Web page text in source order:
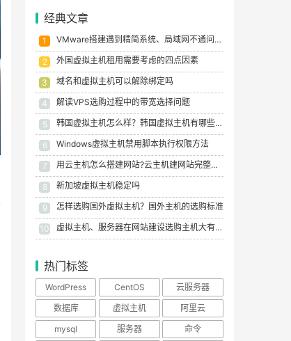
经典文章
1 VMware搭建遇到精简系统、局域网不通问题如何解决？VMware 搭建虚拟机保姆级教程
2 外国虚拟主机租用需要考虑的四点因素
3 域名和虚拟主机可以解除绑定吗
4 解读VPS选购过程中的带宽选择问题
5 韩国虚拟主机怎么样？韩国虚拟主机有哪些优点？
6 Windows虚拟主机禁用脚本执行权限方法
7 用云主机怎么搭建网站?云主机建网站完整流程
8 新加坡虚拟主机稳定吗
9 怎样选购国外虚拟主机？国外主机的选购标准
10 虚拟主机、服务器在网站建设选购主机大有讲究
热门标签
WordPress CentOS
云服务器
数据库
虚拟主机
阿里云
mysql
服务器
命令